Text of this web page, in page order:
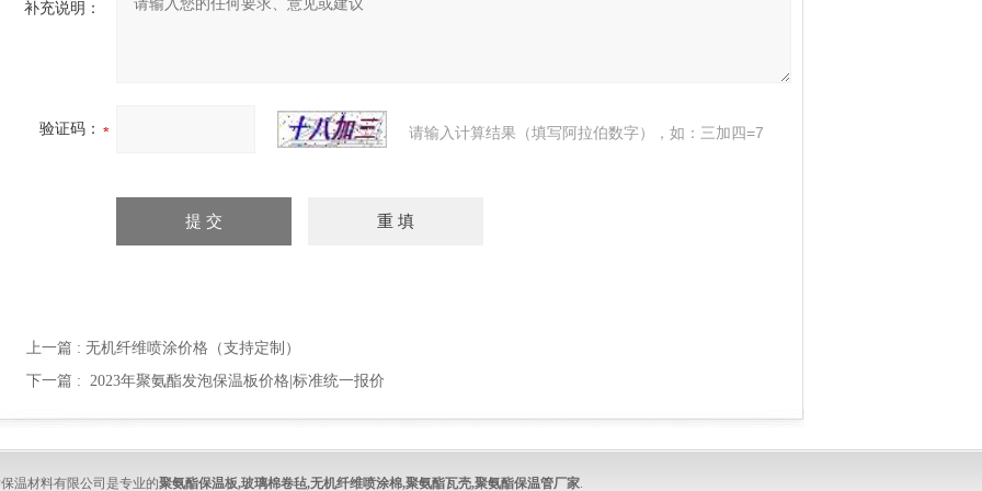
补充说明：
验证码： 请输入计算结果（填写阿拉伯数字），如：三加四=7
上一篇 : 无机纤维喷涂价格（支持定制）
下一篇 : 2023年聚氨酯发泡保温板价格|标准统一报价
温材料有限公司是专业的聚氨酯保温板,玻璃棉卷毡,无机纤维喷涂棉,聚氨酯瓦壳,聚氨酯保温管厂家.